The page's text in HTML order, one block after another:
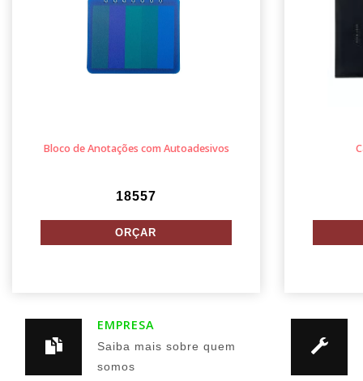
Bloco de Anotações com Autoadesivos
18557
EMPRESA
Saiba mais sobre quem
somos